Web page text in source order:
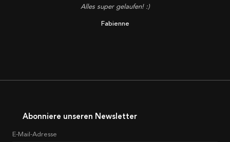
Alles super gelaufen! :)
Fabienne
Abonniere unseren Newsletter
E-Mail-Adresse